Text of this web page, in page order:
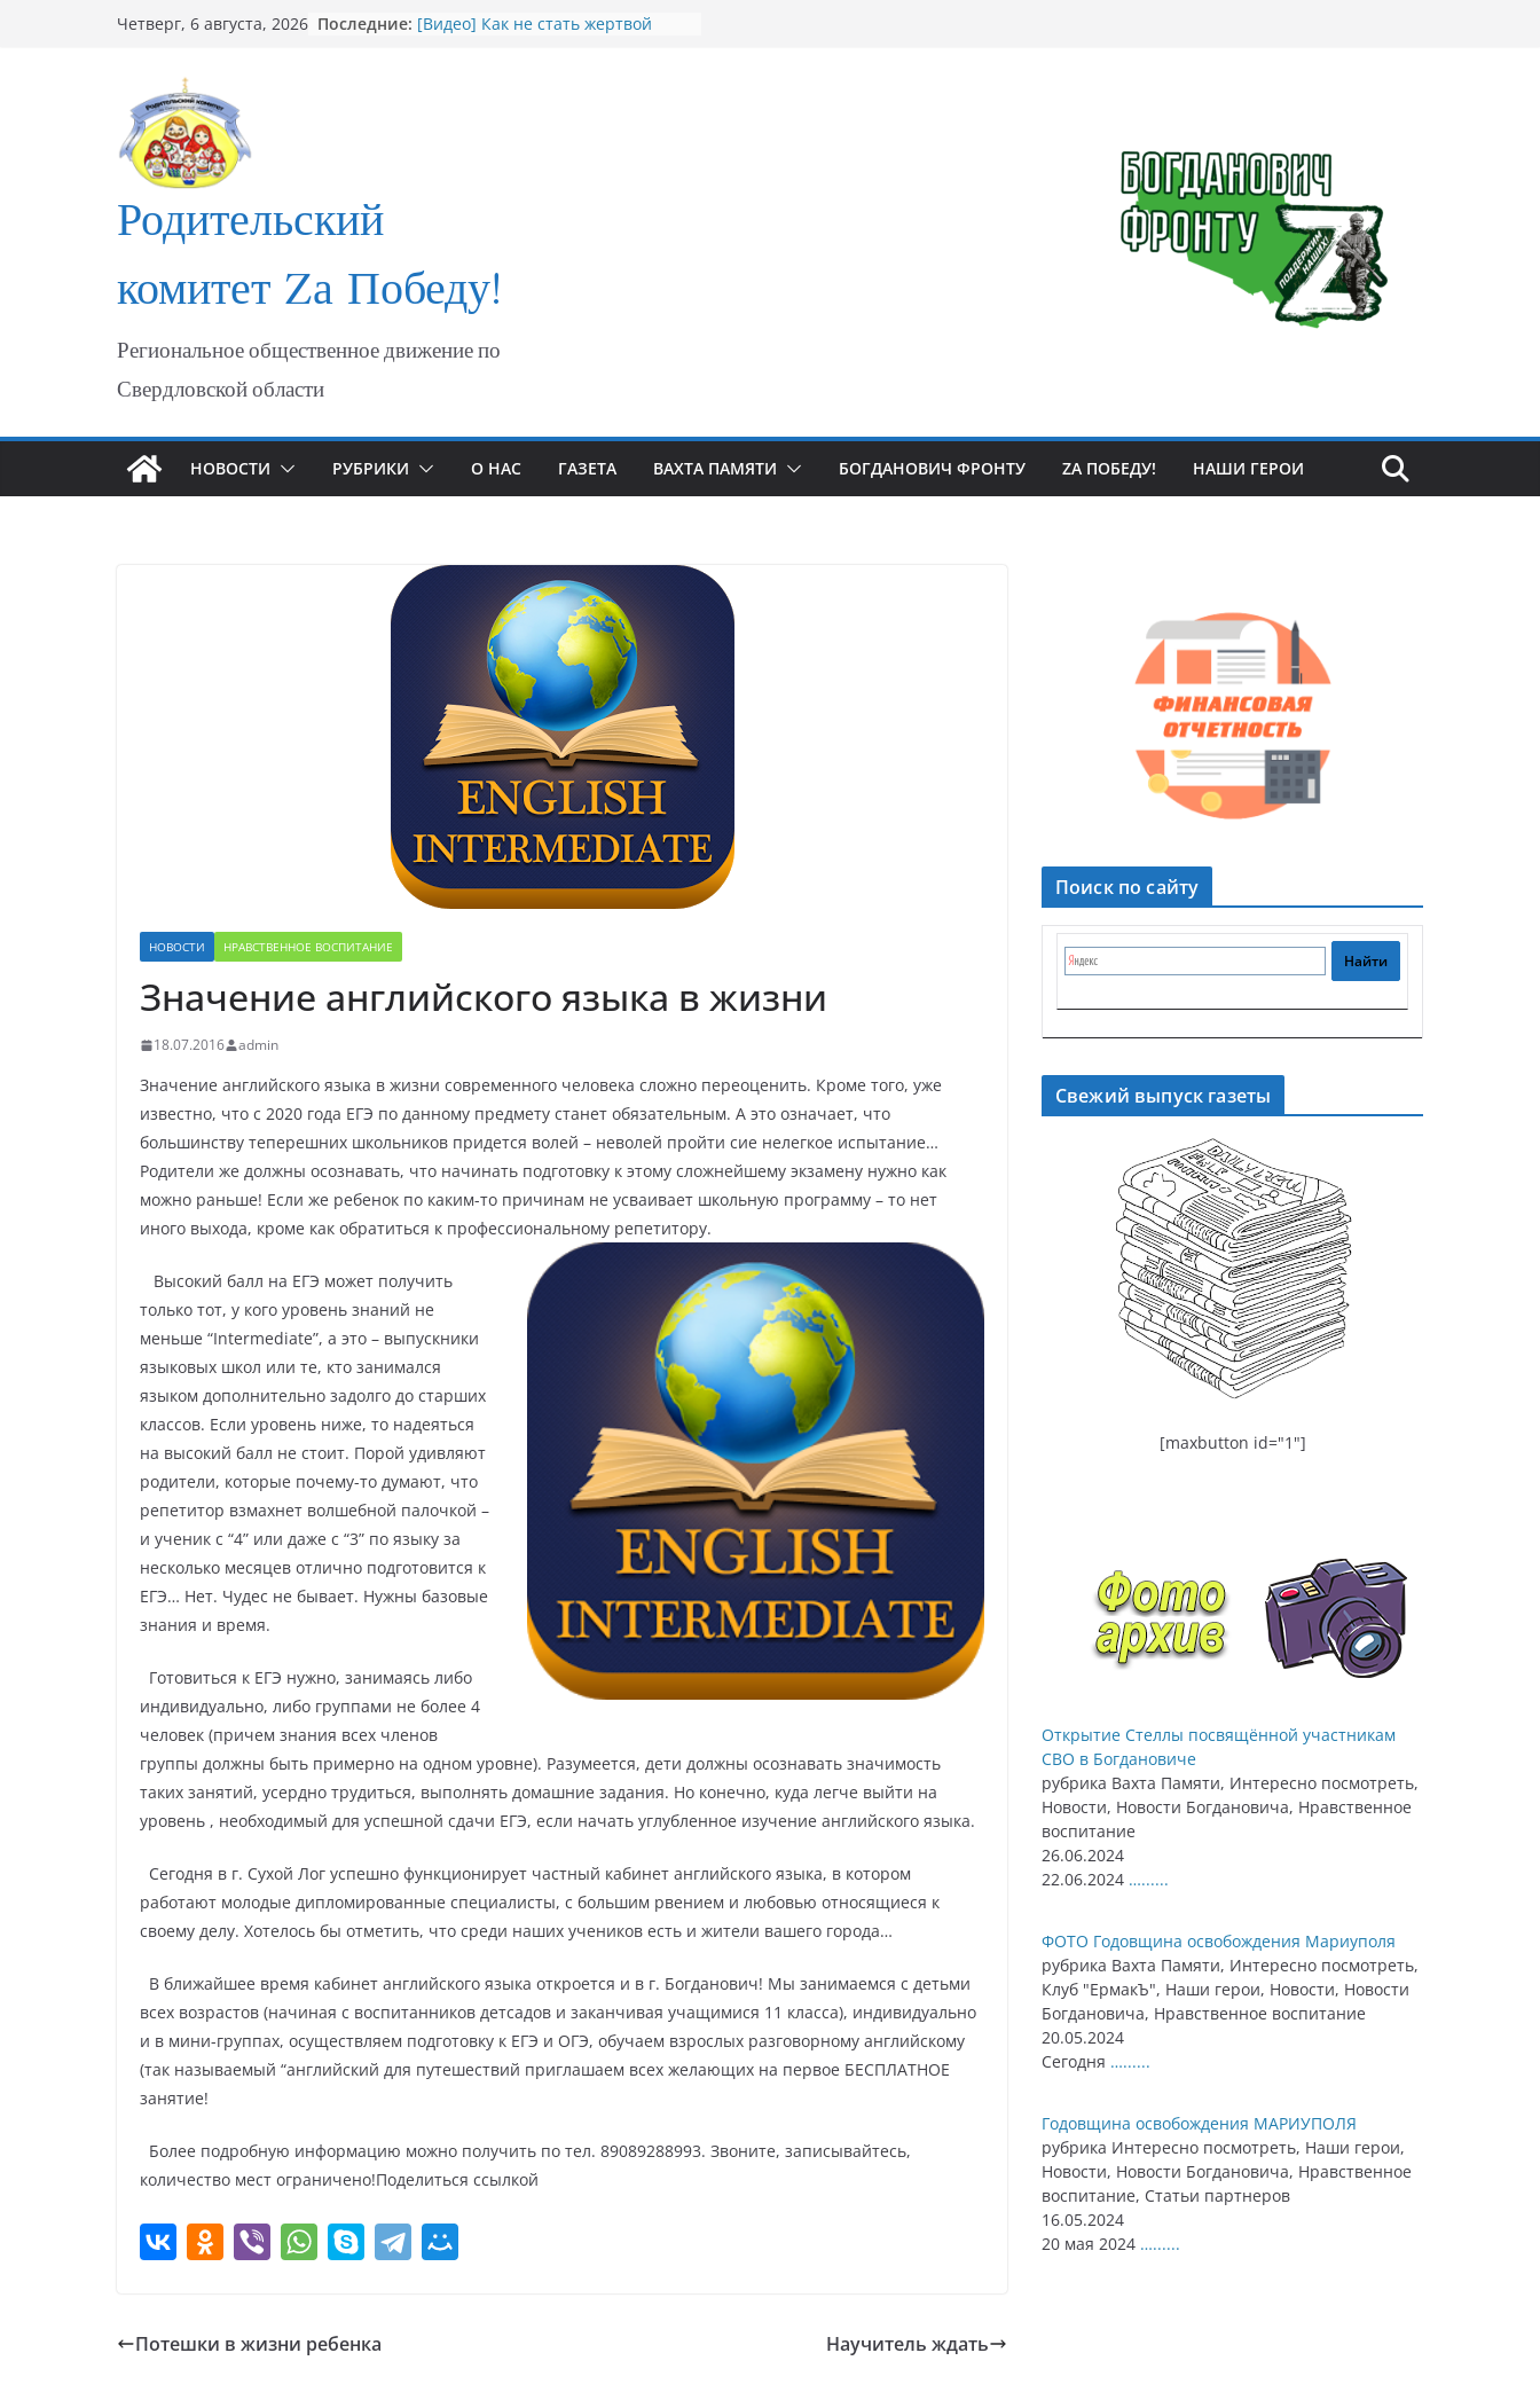
Четверг, 6 августа, 2026 Последние: [Видео] Как не стать жертвой
Родительский
комитет Zа Победу!
Региональное общественное движение по
Свердловской области
НОВОСТИ РУБРИКИ О НАС ГАЗЕТА ВАХТА ПАМЯТИ БОГДАНОВИЧ ФРОНТУ ZА ПОБЕДУ! НАШИ ГЕРОИ
НОВОСТИ НРАВСТВЕННОЕ ВОСПИТАНИЕ
Значение английского языка в жизни
18.07.2016 admin
Значение английского языка в жизни современного человека сложно переоценить. Кроме того, уже
известно, что с 2020 года ЕГЭ по данному предмету станет обязательным. А это означает, что
большинству теперешних школьников придется волей – неволей пройти сие нелегкое испытание…
Родители же должны осознавать, что начинать подготовку к этому сложнейшему экзамену нужно как
можно раньше! Если же ребенок по каким-то причинам не усваивает школьную программу – то нет
иного выхода, кроме как обратиться к профессиональному репетитору.
Высокий балл на ЕГЭ может получить
только тот, у кого уровень знаний не
меньше “Intermediate”, а это – выпускники
языковых школ или те, кто занимался
языком дополнительно задолго до старших
классов. Если уровень ниже, то надеяться
на высокий балл не стоит. Порой удивляют
родители, которые почему-то думают, что
репетитор взмахнет волшебной палочкой –
и ученик с “4” или даже с “3” по языку за
несколько месяцев отлично подготовится к
ЕГЭ… Нет. Чудес не бывает. Нужны базовые
знания и время.
Готовиться к ЕГЭ нужно, занимаясь либо
индивидуально, либо группами не более 4
человек (причем знания всех членов
группы должны быть примерно на одном уровне). Разумеется, дети должны осознавать значимость
таких занятий, усердно трудиться, выполнять домашние задания. Но конечно, куда легче выйти на
уровень , необходимый для успешной сдачи ЕГЭ, если начать углубленное изучение английского языка.
Сегодня в г. Сухой Лог успешно функционирует частный кабинет английского языка, в котором
работают молодые дипломированные специалисты, с большим рвением и любовью относящиеся к
своему делу. Хотелось бы отметить, что среди наших учеников есть и жители вашего города…
В ближайшее время кабинет английского языка откроется и в г. Богданович! Мы занимаемся с детьми
всех возрастов (начиная с воспитанников детсадов и заканчивая учащимися 11 класса), индивидуально
и в мини-группах, осуществляем подготовку к ЕГЭ и ОГЭ, обучаем взрослых разговорному английскому
(так называемый “английский для путешествий приглашаем всех желающих на первое БЕСПЛАТНОЕ
занятие!
Более подробную информацию можно получить по тел. 89089288993. Звоните, записывайтесь,
количество мест ограничено!Поделиться ссылкой
Потешки в жизни ребенка Научитель ждать
Поиск по сайту
Свежий выпуск газеты
[maxbutton id="1"]
Открытие Стеллы посвящённой участникам
СВО в Богдановиче
рубрика Вахта Памяти, Интересно посмотреть,
Новости, Новости Богдановича, Нравственное
воспитание
26.06.2024
22.06.2024 …......
ФОТО Годовщина освобождения Мариуполя
рубрика Вахта Памяти, Интересно посмотреть,
Клуб "ЕрмакЪ", Наши герои, Новости, Новости
Богдановича, Нравственное воспитание
20.05.2024
Сегодня …......
Годовщина освобождения МАРИУПОЛЯ
рубрика Интересно посмотреть, Наши герои,
Новости, Новости Богдановича, Нравственное
воспитание, Статьи партнеров
16.05.2024
20 мая 2024 …......